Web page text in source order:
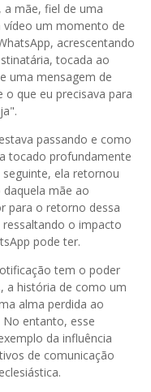
mãe, fiel de uma
vídeo um momento de
acrescentando
tocada ao
uma mensagem de
que eu precisava para
passando e como
tocado profundamente
ela retornou
mãe ao
para o retorno dessa
o impacto
pode ter.
tem o poder
a história de como um
alma perdida ao
entanto, esse
da influência
de comunicação